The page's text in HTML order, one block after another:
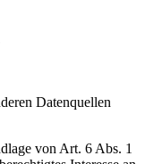
Datenquellen
von Art. 6 Abs. 1